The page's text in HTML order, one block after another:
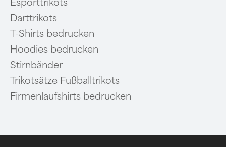
Esporttrikots
Darttrikots
T-Shirts bedrucken
Hoodies bedrucken
Stirnbänder
Trikotsätze Fußballtrikots
Firmenlaufshirts bedrucken